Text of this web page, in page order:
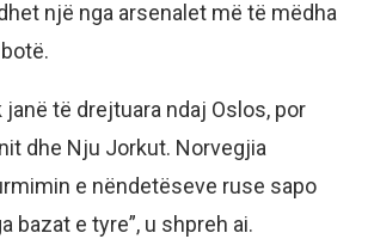
një nga arsenalet më të mëdha
janë të drejtuara ndaj Oslos, por
dhe Nju Jorkut. Norvegjia
e nëndetëseve ruse sapo
bazat e tyre”, u shpreh ai.